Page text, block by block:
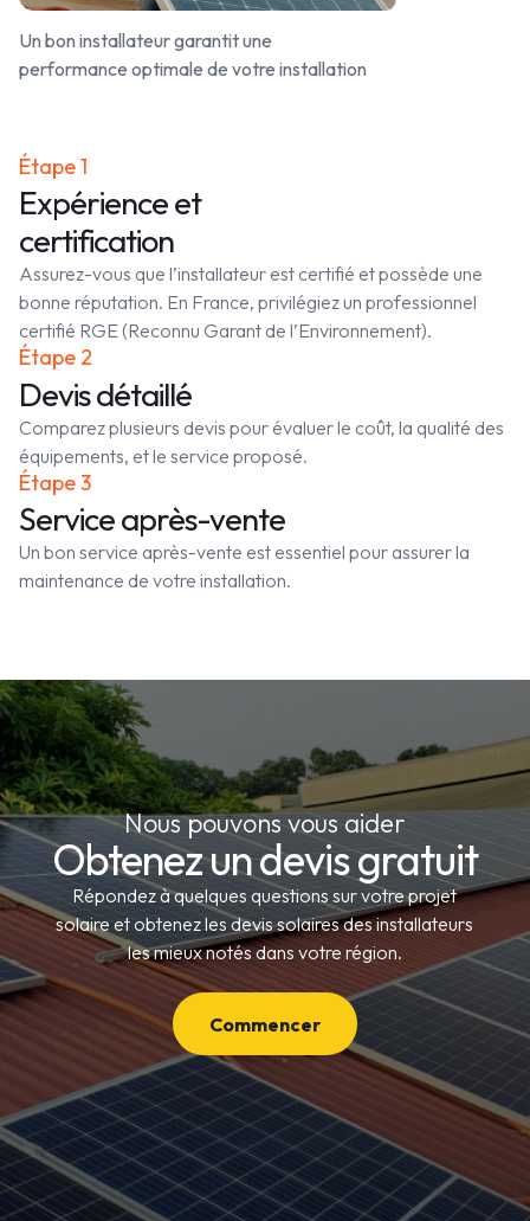
Un bon installateur garantit une
performance optimale de votre installation
Étape 1
Expérience et
certification
Assurez-vous que l’installateur est certifié et possède une
bonne réputation. En France, privilégiez un professionnel
certifié RGE (Reconnu Garant de l’Environnement).
Étape 2
Devis détaillé
Comparez plusieurs devis pour évaluer le coût, la qualité des
équipements, et le service proposé.
Étape 3
Service après-vente
Un bon service après-vente est essentiel pour assurer la
maintenance de votre installation.
Nous pouvons vous aider
Obtenez un devis gratuit
Répondez à quelques questions sur votre projet
solaire et obtenez les devis solaires des installateurs
les mieux notés dans votre région.
Commencer